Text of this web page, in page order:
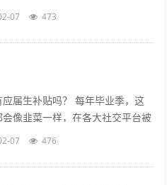
圈和社交网络里，“搞钱”和“搞户
07 473
应届生补贴吗？ 每年毕业季，这
会像韭菜一样，在各大社交平台被
，长了又割。作为一个在深圳摸爬
07 476